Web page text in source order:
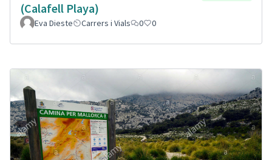
(Calafell Playa)
Eva Dieste Carrers i Vials 0 0